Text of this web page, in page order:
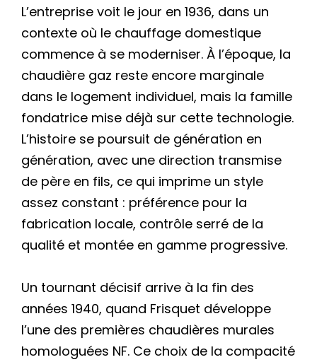
L’entreprise voit le jour en 1936, dans un
contexte où le chauffage domestique
commence à se moderniser. À l’époque, la
chaudière gaz reste encore marginale
dans le logement individuel, mais la famille
fondatrice mise déjà sur cette technologie.
L’histoire se poursuit de génération en
génération, avec une direction transmise
de père en fils, ce qui imprime un style
assez constant : préférence pour la
fabrication locale, contrôle serré de la
qualité et montée en gamme progressive.
Un tournant décisif arrive à la fin des
années 1940, quand Frisquet développe
l’une des premières chaudières murales
homologuées NF. Ce choix de la compacité